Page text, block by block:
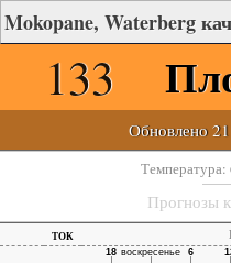
Mokopane, Waterberg
133
Обновлено
Температура:
Прогнозы
ток